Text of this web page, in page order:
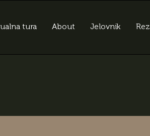
tura About Jelovnik